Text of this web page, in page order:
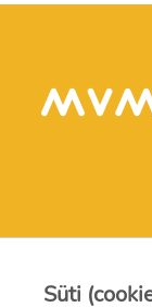
Kapcsolat
Süti